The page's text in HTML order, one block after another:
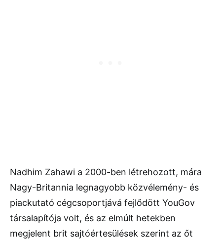
Nadhim Zahawi a 2000-ben létrehozott, mára
Nagy-Britannia legnagyobb közvélemény- és
piackutató cégcsoportjává fejlődött YouGov
társalapítója volt, és az elmúlt hetekben
megjelent brit sajtóértesülések szerint az őt